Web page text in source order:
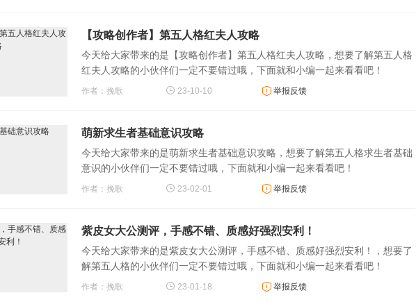
【攻略创作者】第五人格红夫人攻略
今天给大家带来的是【攻略创作者】第五人格红夫人攻略，想要了解第五人格
红夫人攻略的小伙伴们一定不要错过哦，下面就和小编一起来看看吧！
作者：挽歌 23-10-10 举报反馈
萌新求生者基础意识攻略
今天给大家带来的是萌新求生者基础意识攻略，想要了解第五人格求生者基础
意识的小伙伴们一定不要错过哦，下面就和小编一起来看看吧！
作者：挽歌 23-02-01 举报反馈
紫皮女大公测评，手感不错、质感好强烈安利！
今天给大家带来的是紫皮女大公测评，手感不错、质感好强烈安利！，想要了
解第五人格的小伙伴们一定不要错过哦，下面就和小编一起来看看吧！
作者：挽歌 23-01-18 举报反馈